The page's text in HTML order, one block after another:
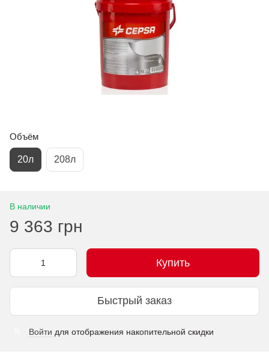
Объём
20л 208л
В наличии
9 363 грн
Купить
Быстрый заказ
Войти для отображения накопительной скидки